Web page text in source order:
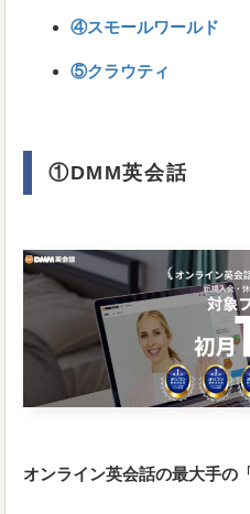
④スモールワールド
⑤クラウティ
①DMM英会話
オンライン英会話の最大手の「